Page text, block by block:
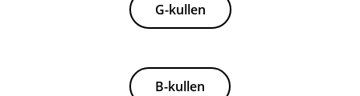
G-kullen
B-kullen